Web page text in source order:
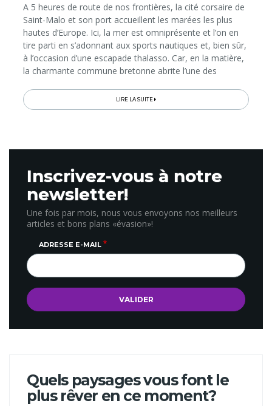
A 5 heures de route de nos frontières, la cité corsaire de
Saint-Malo et son port accueillent les marées les plus
hautes d’Europe. Ici, la mer est omniprésente et l’on en
tire parti en s’adonnant aux sports nautiques et, bien sûr,
à l’occasion d’une escapade thalasso. Car, en la matière,
la charmante commune bretonne abrite l’une des
Marins de Saint-Malo qui, en 2013, ont fêté leurs 50 ans.
LIRE LA SUITE
Inscrivez-vous à notre
newsletter!
Une fois par mois, nous vous envoyons nos meilleurs
articles et bons plans «évasion»!
ADRESSE E-MAIL
Quels paysages vous font le
plus rêver en ce moment?